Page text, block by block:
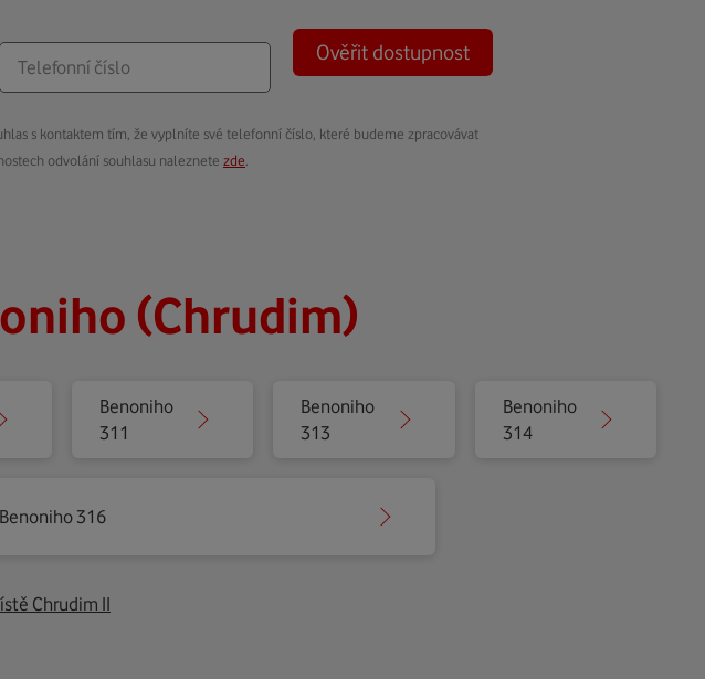
Ověřit dostupnost
s kontaktem tím, že vyplníte své telefonní číslo, které budeme zpracovávat
odvolání souhlasu naleznete zde
(Chrudim)
Benoniho
311
Benoniho
313
Benoniho
314
Benoniho 316
Chrudim II